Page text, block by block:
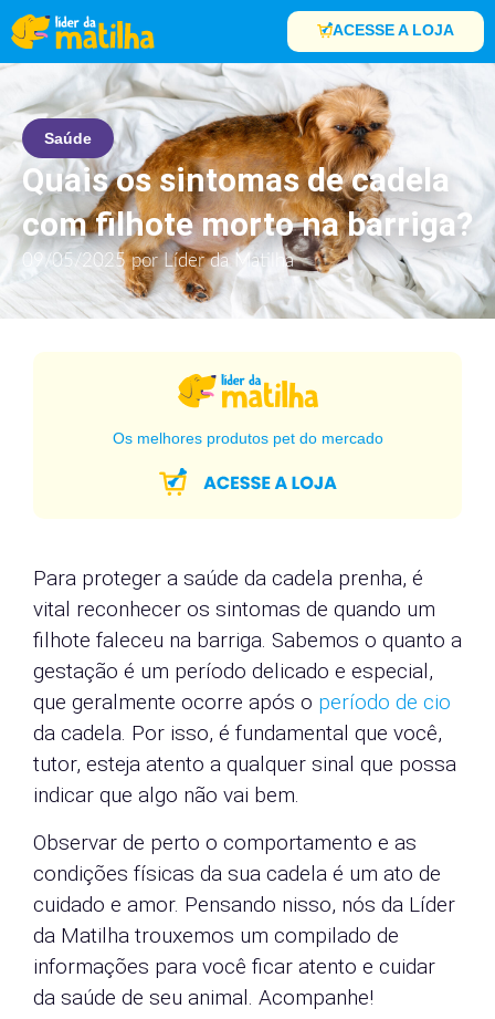
ACESSE A LOJA
Saúde
Quais os sintomas de cadela
com filhote morto na barriga?
09/05/2025 porLíder da Matilha
Os melhores produtos pet do mercado
Para proteger a saúde da cadela prenha, é
vital reconhecer os sintomas de quando um
filhote faleceu na barriga. Sabemos o quanto a
gestação é um período delicado e especial,
que geralmente ocorre após o período de cio
da cadela. Por isso, é fundamental que você,
tutor, esteja atento a qualquer sinal que possa
indicar que algo não vai bem.
Observar de perto o comportamento e as
condições físicas da sua cadela é um ato de
cuidado e amor. Pensando nisso, nós da Líder
da Matilha trouxemos um compilado de
informações para você ficar atento e cuidar
da saúde de seu animal. Acompanhe!